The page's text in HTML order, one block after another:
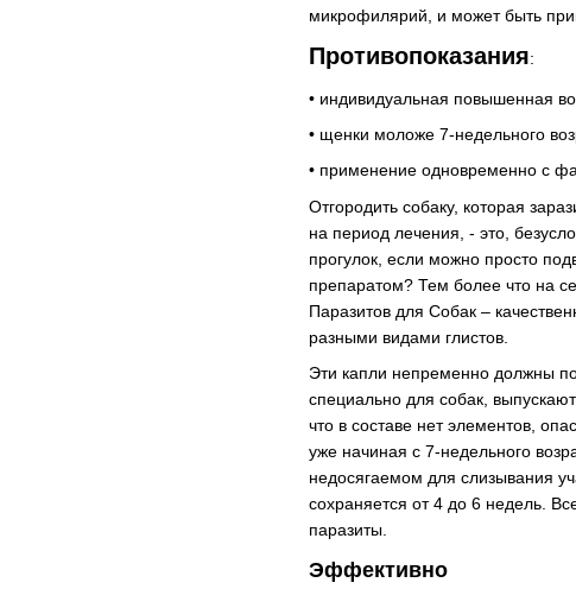
микрофилярий, и может быть
Противопоказания:
• индивидуальная повышенная
• щенки моложе 7-недельного
• применение одновременно с
Отгородить собаку, которая
на период лечения, - это,
прогулок, если можно просто
препаратом? Тем более что на
Паразитов для Собак –
разными видами глистов.
Эти капли непременно должны
специально для собак,
что в составе нет элементов,
уже начиная с 7-недельного
недосягаемом для слизывания
сохраняется от 4 до 6 недель.
паразиты.
Эффективно